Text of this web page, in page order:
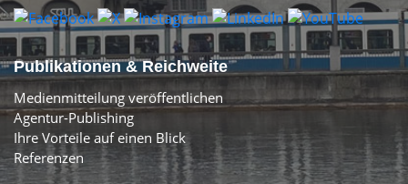
Publikationen & Reichweite
Medienmitteilung veröffentlichen
Agentur-Publishing
Ihre Vorteile auf einen Blick
Referenzen